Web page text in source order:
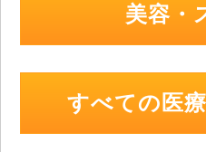
美容・
すべての医